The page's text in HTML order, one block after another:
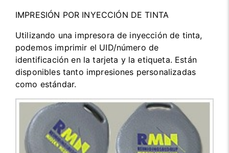
IMPRESIÓN POR INYECCIÓN DE TINTA
Utilizando una impresora de inyección de tinta,
podemos imprimir el UID/número de
identificación en la tarjeta y la etiqueta. Están
disponibles tanto impresiones personalizadas
como estándar.